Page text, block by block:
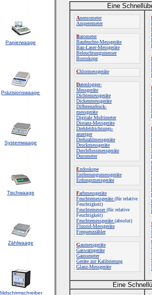
Papierwaage
Präzisionswaage
Systemwaage
Tischwaage
Zählwaage
Eine
Anemometer
Amperemeter
Barometer
Baufeuchte-Messgeräte
Bau-Laser-Messgeräte
Beleuchtungsmesser
Boroskope
Chlormessgeräte
Datenlogger-
Messgeräte
Dichtemessgeräte
Dickenmessgeräte
Differenzdruck-
messgeräte
Digitale Multimeter
Distanz-Messgeräte
Drehfeldrichtungs-
anzeiger
Drehzahlmessgeräte
Druckmessgeräte
Durchflussmessgeräte
Durometer
Endoskope
Entfernungsmessgeräte
Erdungsmessgeräte
Farbmessgeräte
Feuchtemessgeräte (für relative
Feuchtigkeit)
Feuchtemesser(für relative
Feuchtigkeit)
Feuchtemessgeräte (absolut)
Fluorid-Messgeräte
Frequenzzähler
Gasmessgeräte
Gaswarngeräte
Gaussmeter
Geräte zur Kalibrierung
Glanz-Messgeräte
Eine